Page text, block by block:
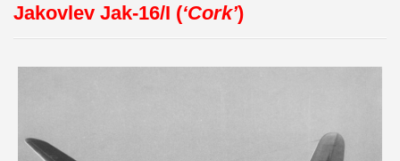
Jakovlev Jak-16/I (‘Cork’)